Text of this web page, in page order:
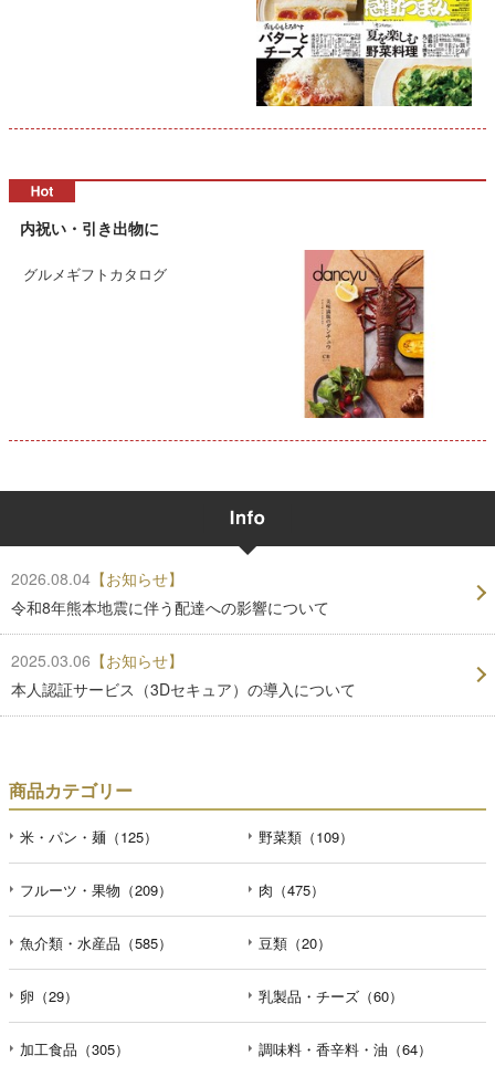
内祝い・引き出物に
グルメギフトカタログ
2026.08.04 【お知らせ】
令和8年熊本地震に伴う配達への影響について
2025.03.06 【お知らせ】
本人認証サービス（3Dセキュア）の導入について
商品カテゴリー
米・パン・麺（125） 野菜類（109）
フルーツ・果物（209） 肉（475）
魚介類・水産品（585） 豆類（20）
卵（29） 乳製品・チーズ（60）
加工食品（305） 調味料・香辛料・油（64）